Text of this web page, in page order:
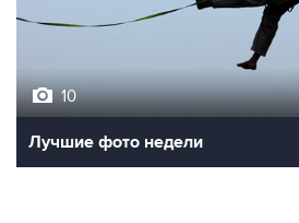
10
Лучшие фото недели